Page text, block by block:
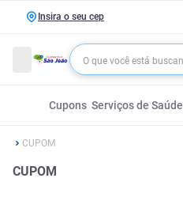
Insira o seu cep
Cupons Serviços de Saúde
CUPOM
CUPOM